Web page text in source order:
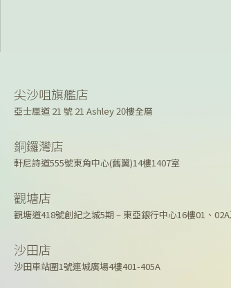
尖沙咀旗艦店
亞士厘道 21 號 21 Ashley 20樓全層
銅鑼灣店
軒尼詩道555號東角中心(舊翼)14樓1407室
觀塘店
觀塘道418號創紀之城5期 – 東亞銀行中心16樓01、
沙田店
沙田車站圍1號連城廣場4樓401-405A